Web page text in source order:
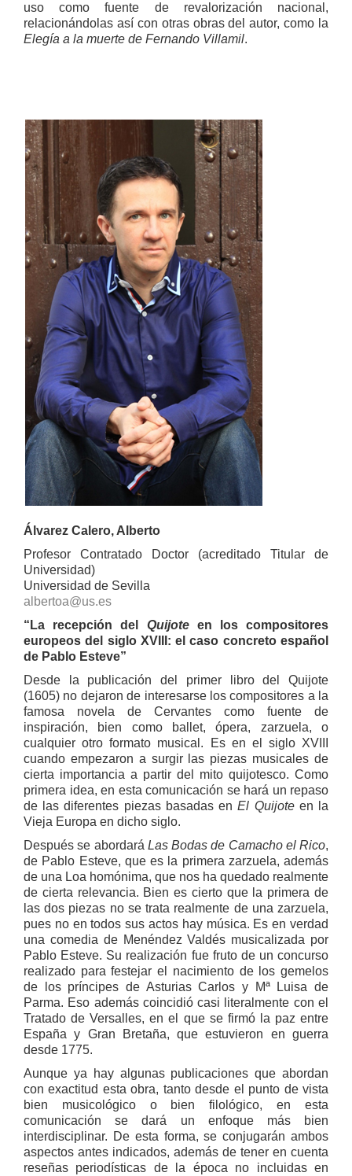
uso como fuente de revalorización nacional,
relacionándolas así con otras obras del autor, como la
Elegía a la muerte de Fernando Villamil.
Álvarez Calero, Alberto
Profesor Contratado Doctor (acreditado Titular de
Universidad)
Universidad de Sevilla
albertoa@us.es
“La recepción del Quijoteen los compositores
europeos del siglo XVIII: el caso concreto español
de Pablo Esteve”
Desde la publicación del primer libro del Quijote
(1605) no dejaron de interesarse los compositores a la
famosa novela de Cervantes como fuente de
inspiración, bien como ballet, ópera, zarzuela, o
cualquier otro formato musical. Es en el siglo XVIII
cuando empezaron a surgir las piezas musicales de
cierta importancia a partir del mito quijotesco. Como
primera idea, en esta comunicación se hará un repaso
de las diferentes piezas basadas enEl Quijoteen la
Vieja Europa en dicho siglo.
Después se abordará Las Bodas de Camacho el Rico,
de Pablo Esteve, que es la primera zarzuela, además
de una Loa homónima, que nos ha quedado realmente
de cierta relevancia. Bien es cierto que la primera de
las dos piezas no se trata realmente de una zarzuela,
pues no en todos sus actos hay música. Es en verdad
una comedia de Menéndez Valdés musicalizada por
Pablo Esteve. Su realización fue fruto de un concurso
realizado para festejar el nacimiento de los gemelos
de los príncipes de Asturias Carlos y Mª Luisa de
Parma. Eso además coincidió casi literalmente con el
Tratado de Versalles, en el que se firmó la paz entre
España y Gran Bretaña, que estuvieron en guerra
desde 1775.
Aunque ya hay algunas publicaciones que abordan
con exactitud esta obra, tanto desde el punto de vista
bien musicológico o bien filológico, en esta
comunicación se dará un enfoque más bien
interdisciplinar. De esta forma, se conjugarán ambos
aspectos antes indicados, además de tener en cuenta
reseñas periodísticas de la época no incluidas en